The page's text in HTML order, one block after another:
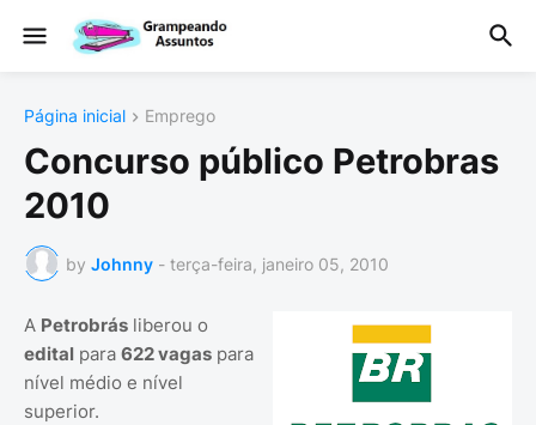
Página inicial Emprego
Concurso público Petrobras
2010
by Johnny - terça-feira, janeiro 05, 2010
A Petrobrás liberou o
edital para 622 vagas para
nível médio e nível
superior.